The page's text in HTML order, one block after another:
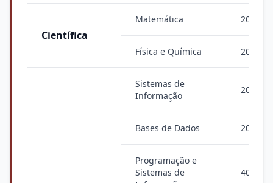
Científica
Matemática 200
Física e Química 200
Sistemas de
Informação
200
Bases de Dados 200
Programação e
Sistemas de
400